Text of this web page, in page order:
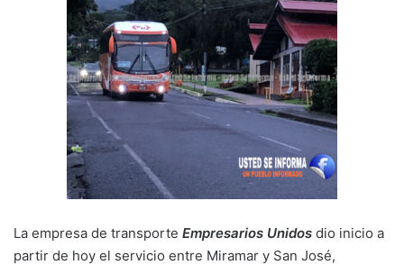
La empresa de transporte Empresarios Unidos dio inicio a
partir de hoy el servicio entre Miramar y San José,